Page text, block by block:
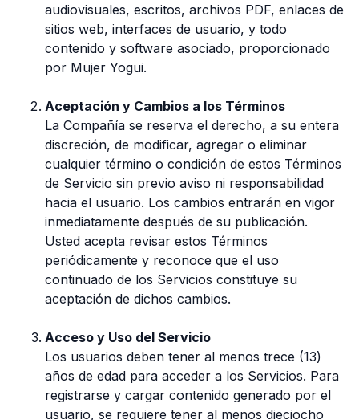
audiovisuales, escritos, archivos PDF, enlaces de
sitios web, interfaces de usuario, y todo
contenido y software asociado, proporcionado
por Mujer Yogui.
Aceptación y Cambios a los Términos
La Compañía se reserva el derecho, a su entera
discreción, de modificar, agregar o eliminar
cualquier término o condición de estos Términos
de Servicio sin previo aviso ni responsabilidad
hacia el usuario. Los cambios entrarán en vigor
inmediatamente después de su publicación.
Usted acepta revisar estos Términos
periódicamente y reconoce que el uso
continuado de los Servicios constituye su
aceptación de dichos cambios.
Acceso y Uso del Servicio
Los usuarios deben tener al menos trece (13)
años de edad para acceder a los Servicios. Para
registrarse y cargar contenido generado por el
usuario, se requiere tener al menos dieciocho